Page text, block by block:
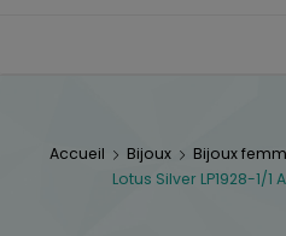
Accueil Bijoux Bijoux
Lotus Silver LP1928-1/